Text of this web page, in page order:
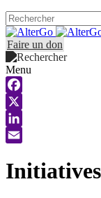
Faire un don
Menu
Facebook
X
LinkedIn